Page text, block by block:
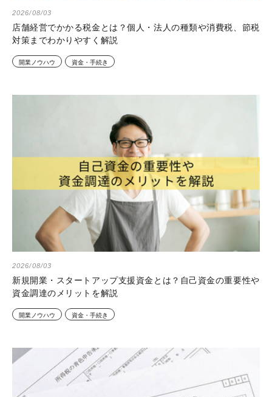
2026/08/03
店舗経営でかかる税金とは？個人・法人の種類や消費税、節税
対策までわかりやすく解説
開業ノウハウ 資金・手続き
2026/08/03
新規開業・スタートアップ支援資金とは？自己資金の重要性や
資金調達のメリットを解説
開業ノウハウ 資金・手続き